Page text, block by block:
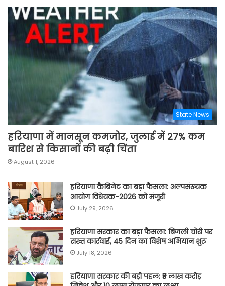
State News
हरियाणा में मानसून कमजोर, जुलाई में 27% कम
बारिश से किसानों की बढ़ी चिंता
August 1, 2026
हरियाणा कैबिनेट का बड़ा फैसला: अल्पसंख्यक
आयोग विधेयक-2026 को मंजूरी
July 29, 2026
हरियाणा सरकार का बड़ा फैसला: बिजली चोरी पर
सख्त कार्रवाई, 45 दिन का विशेष अभियान शुरू
July 18, 2026
हरियाणा सरकार की बड़ी पहल: ₹5 लाख करोड़